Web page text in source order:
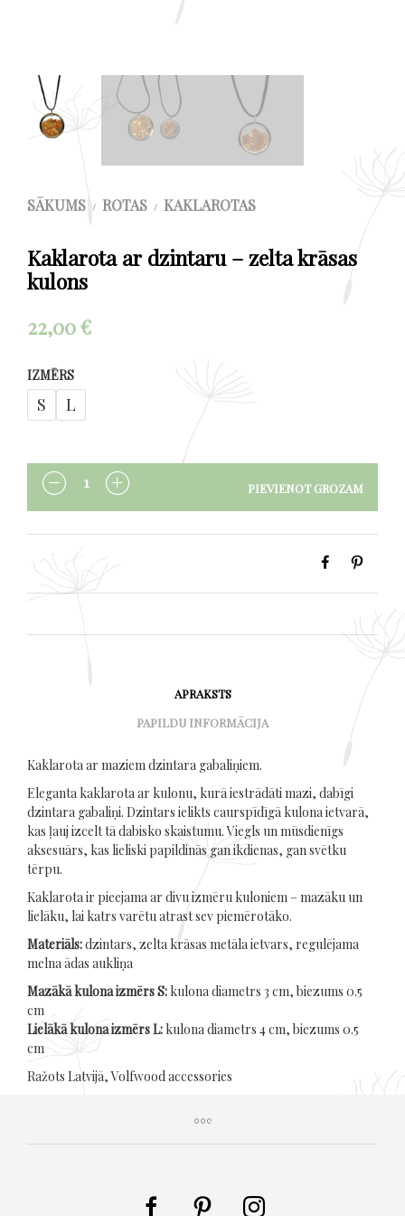
SĀKUMS / ROTAS / KAKLAROTAS
Kaklarota ar dzintaru – zelta krāsas
kulons
22,00€
IZMĒRS
S L
DAUDZUMS PIEVIENOT GROZAM
APRAKSTS
PAPILDU INFORMĀCIJA
Kaklarota ar maziem dzintara gabaliņiem.
Eleganta kaklarota ar kulonu, kurā iestrādāti mazi, dabīgi
dzintara gabaliņi. Dzintars ielikts caurspīdīgā kulona ietvarā,
kas ļauj izcelt tā dabisko skaistumu. Viegls un mūsdienīgs
aksesuārs, kas lieliski papildinās gan ikdienas, gan svētku
tērpu.
Kaklarota ir pieejama ar divu izmēru kuloniem – mazāku un
lielāku, lai katrs varētu atrast sev piemērotāko.
Materiāls:dzintars, zelta krāsas metāla ietvars, regulējama
melna ādas aukliņa
Mazākā kulona izmērs S: kulona diametrs 3 cm, biezums 0.5
cm
Lielākā kulona izmērs L: kulona diametrs 4 cm, biezums 0.5
cm
Ražots Latvijā, Volfwood accessories